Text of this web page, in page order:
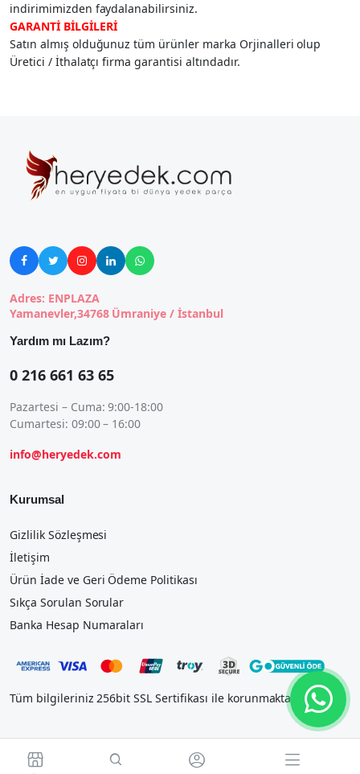
indirimimizden faydalanabilirsiniz.
GARANTİ BİLGİLERİ
Satın almış olduğunuz tüm ürünler marka Orjinalleri olup
Üretici / İthalatçı firma garantisi altındadır.
    
Adres: ENPLAZA
Yamanevler,34768 Ümraniye / İstanbul
Yardım mı Lazım?
0 216 661 63 65
Pazartesi – Cuma: 9:00-18:00
Cumartesi: 09:00 – 16:00
info@heryedek.com
Kurumsal
Gizlilik Sözleşmesi
İletişim
Ürün İade ve Geri Ödeme Politikası
Sıkça Sorulan Sorular
Banka Hesap Numaraları
Tüm bilgileriniz 256bit SSL Sertifikası ile korunmaktadır.
   